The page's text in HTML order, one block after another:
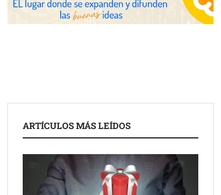
avanzadas para trading estratégico
ARTÍCULOS MÁS LEÍDOS